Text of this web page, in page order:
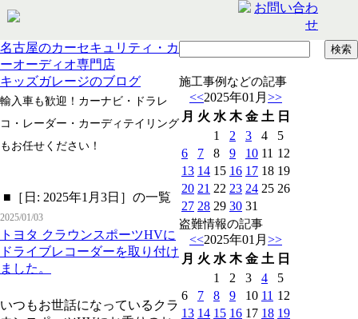
名古屋のカーセキュリティ・カ
ーオーディオ専門店
キッズガレージのブログ
輸入車も歓迎！カーナビ・ドラレ
コ・レーダー・カーディテイリング
もお任せください！
■［日: 2025年1月3日］の一覧
2025/01/03
トヨタ クラウンスポーツHVに
ドライブレコーダーを取り付け
ました。
いつもお世話になっているクラ
施工事例などの記事
<<2025年01月 >>
月 火 水 木 金 土 日
1
2 3 4
5
6
7 8 9 10 11 12
13 14 15 16 17 18 19
20 21 22 23 24 25 26
27 28 29 30 31
盗難情報の記事
<<2025年01月 >>
月 火 水 木 金 土 日
1
2 3 4
5
6
7 8 9 10 11 12
13 14 15 16 17 18 19